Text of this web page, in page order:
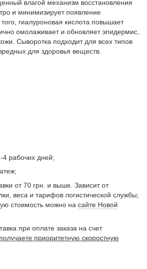
влагой механизм восстановления
и минимизирует появление
гиалуроновая кислота повышает
омолаживает и обновляет эпидермис,
Сыворотка подходит для всех типов
для здоровья веществ.
4 рабочих дней;
от 70 грн. и выше. Зависит от
веса и тарифов логистической службы;
стоимость можно на сайте Новой
при оплате заказа на счет
приоритетную скоростную